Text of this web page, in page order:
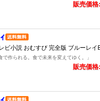
販売価
ビ小説 おむすび 完全版 ブルーレイ
で作られる。食で未来を変えてゆく。」
販売価